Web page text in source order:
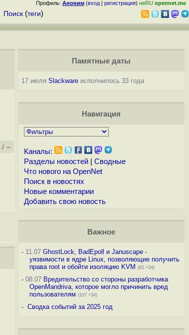
Профиль: Аноним (вход | регистрация) неRU opennet.me
Поиск (теги)
/ –
Памятные даты
17 июля Slackwareисполнилось 33 года
Навигация
Каналы:
Разделы новостей| Сводные
Что нового на OpenNet
Поиск в новостях
Новые комментарии
Добавить свою новость
Важное
-11.07 GhostLock, BadEpoll и Januscape -
уязвимости в ядре Linux, позволяющие получить
права root и обойти изоляцию KVM (82 +34)
-08.07 Вредительство со стороны разработчика
OpenMandriva, которое могло причинить вред
пользователям (107 +34)
- Сводка событий за 2025 год